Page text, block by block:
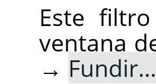
Este
ventana
→ Fundir…